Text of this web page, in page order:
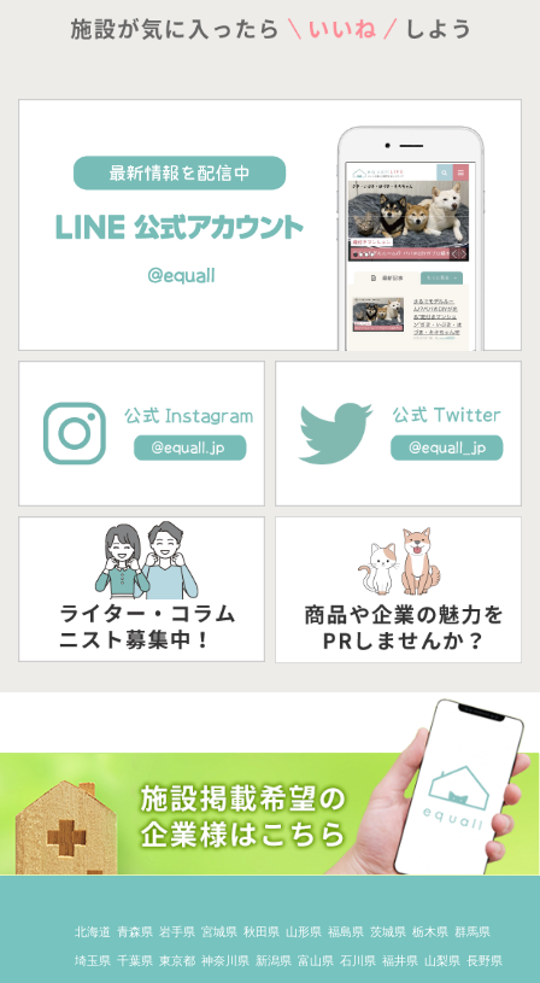
北海道 青森県 岩手県 宮城県 秋田県 山形県 福島県 茨城県 栃木県 群馬県
埼玉県 千葉県 東京都 神奈川県 新潟県 富山県 石川県 福井県 山梨県 長野県